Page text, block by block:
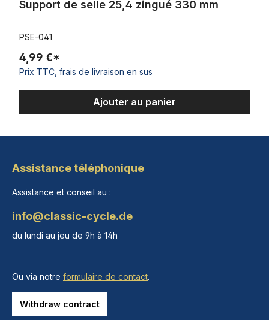
Support de selle 25,4 zingué 330 mm
PSE-041
4,99 €*
Prix TTC, frais de livraison en sus
Ajouter au panier
Assistance téléphonique
Assistance et conseil au :
info@classic-cycle.de
du lundi au jeu de 9h à 14h
Ou via notre formulaire de contact.
Withdraw contract